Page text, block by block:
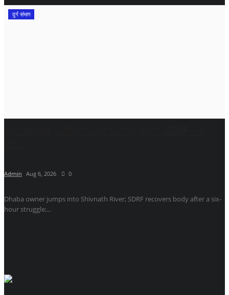
दुर्ग संभाग
Admin Aug 6, 2026 0
Dhaba owner jumps into Shivnath River; SDRF recovers body after a six-
hour struggle;...